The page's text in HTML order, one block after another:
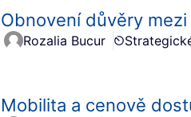
Obnovení důvěry
Rozalia Bucur
Mobilita a cenově